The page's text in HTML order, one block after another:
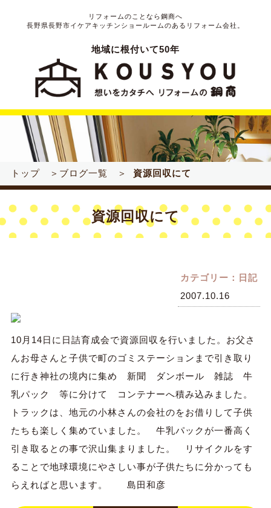
リフォームのことなら鋼商へ
長野県長野市イケアキッチンショールームのあるリフォーム会社。
地域に根付いて50年
トップ ＞ ブログ一覧 ＞ 資源回収にて
資源回収にて
カテゴリー：日記
2007.10.16
10月14日に日詰育成会で資源回収を行いました。お父さ
んお母さんと子供で町のゴミステーションまで引き取り
に行き神社の境内に集め 新聞 ダンボール 雑誌 牛
乳パック 等に分けて コンテナーへ積み込みました。
トラックは、地元の小林さんの会社のをお借りして子供
たちも楽しく集めていました。 牛乳パックが一番高く
引き取るとの事で沢山集まりました。 リサイクルをす
ることで地球環境にやさしい事が子供たちに分かっても
らえればと思います。 島田和彦